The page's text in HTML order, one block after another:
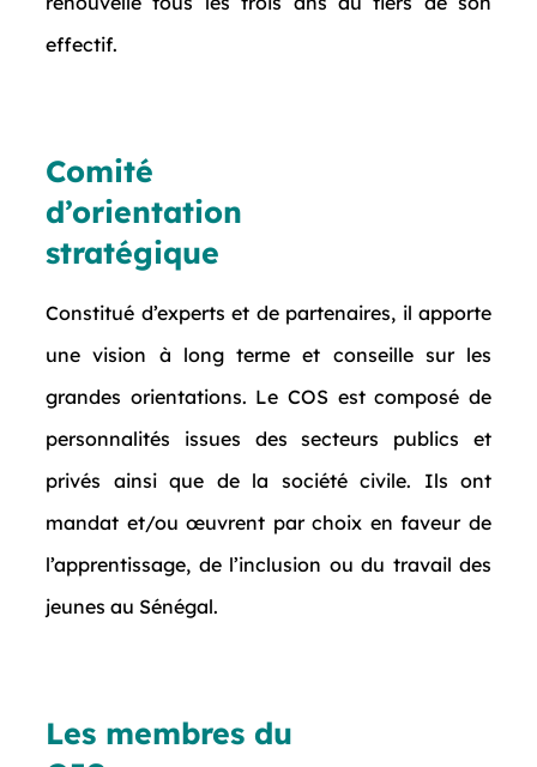
effectif.
Comité
d’orientation
stratégique
Constitué d’experts et de partenaires, il apporte
une vision à long terme et conseille sur les
grandes orientations. Le COS est composé de
personnalités issues des secteurs publics et
privés ainsi que de la société civile. Ils ont
mandat et/ou œuvrent par choix en faveur de
l’apprentissage, de l’inclusion ou du travail des
jeunes au Sénégal.
Les membres du